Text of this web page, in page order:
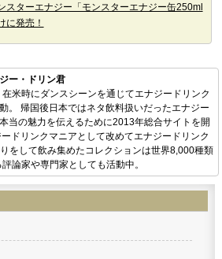
スターエナジー「モンスターエナジー缶250ml
に発売！
ー・ドリン君
米時にダンスシーンを通じてエナジードリンク
。 帰国後日本ではネタ飲料扱いだったエナジー
当の魅力を伝えるために2013年総合サイトを開
ドリンクマニアとして改めてエナジードリンク
をして飲み集めたコレクションは世界8,000種類
論家や専門家としても活動中。